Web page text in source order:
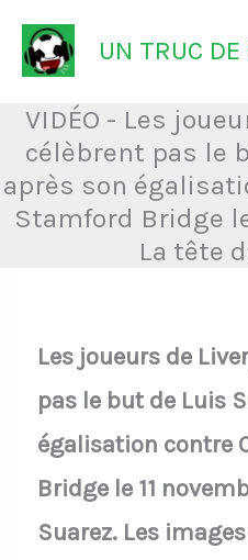
Aller
au
contenu
UN TRUC DE
VIDÉO - Les
célèbrent pas le
après son
Stamford Bridge
La tête
Les joueurs de
pas le but de Luis
égalisation contre
Bridge le 11
Suarez. Les